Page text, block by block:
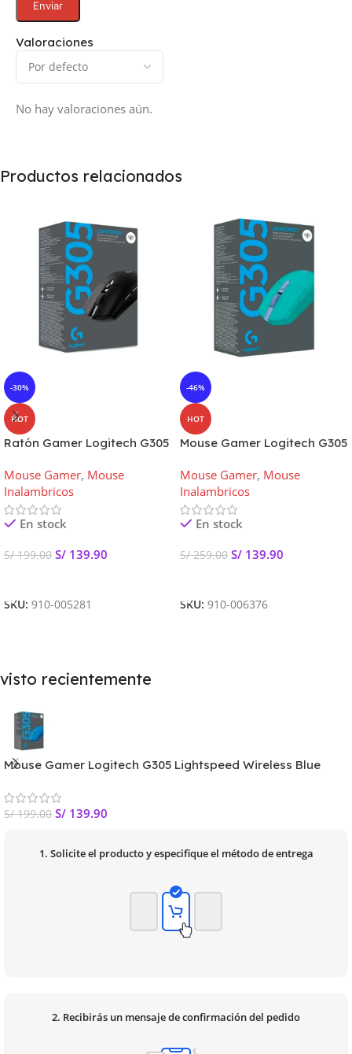
Valoraciones
No hay valoraciones aún.
Productos relacionados
-30%
HOT
Ratón Gamer Logitech G305
Negro
Mouse Gamer, Mouse
Inalambricos
En stock
S/199.00 S/ 139.90
SKU: 910-005281
-46%
HOT
Mouse Gamer Logitech G305
Mouse Gamer, Mouse
Inalambricos
En stock
S/259.00 S/ 139.90
SKU: 910-006376
visto recientemente
Mouse Gamer Logitech G305 Lightspeed Wireless Blue
S/199.00 S/ 139.90
1. Solicite el producto y especifique el método de entrega
2. Recibirás un mensaje de confirmación del pedido